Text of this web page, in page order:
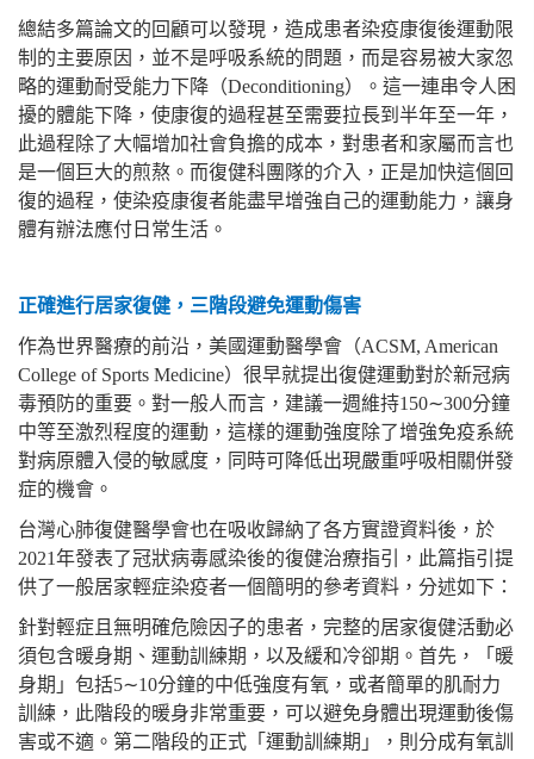
總結多篇論文的回顧可以發現，造成患者染疫康復後運動限
制的主要原因，並不是呼吸系統的問題，而是容易被大家忽
略的運動耐受能力下降（Deconditioning）。這一連串令人困
擾的體能下降，使康復的過程甚至需要拉長到半年至一年，
此過程除了大幅增加社會負擔的成本，對患者和家屬而言也
是一個巨大的煎熬。而復健科團隊的介入，正是加快這個回
復的過程，使染疫康復者能盡早增強自己的運動能力，讓身
體有辦法應付日常生活。
正確進行居家復健，三階段避免運動傷害
作為世界醫療的前沿，美國運動醫學會（ACSM, American
College of Sports Medicine）很早就提出復健運動對於新冠病
毒預防的重要。對一般人而言，建議一週維持150∼300分鐘
中等至激烈程度的運動，這樣的運動強度除了增強免疫系統
對病原體入侵的敏感度，同時可降低出現嚴重呼吸相關併發
症的機會。
台灣心肺復健醫學會也在吸收歸納了各方實證資料後，於
2021年發表了冠狀病毒感染後的復健治療指引，此篇指引提
供了一般居家輕症染疫者一個簡明的參考資料，分述如下：
針對輕症且無明確危險因子的患者，完整的居家復健活動必
須包含暖身期、運動訓練期，以及緩和冷卻期。首先，「暖
身期」包括5∼10分鐘的中低強度有氧，或者簡單的肌耐力
訓練，此階段的暖身非常重要，可以避免身體出現運動後傷
害或不適。第二階段的正式「運動訓練期」，則分成有氧訓